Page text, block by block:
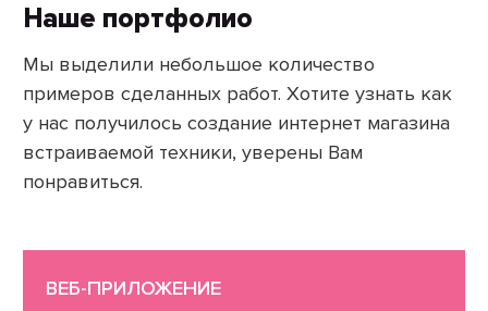
Наше портфолио
Мы выделили небольшое количество
примеров сделанных работ. Хотите узнать как
у нас получилось создание интернет магазина
встраиваемой техники, уверены Вам
понравиться.
ВЕБ-ПРИЛОЖЕНИЕ